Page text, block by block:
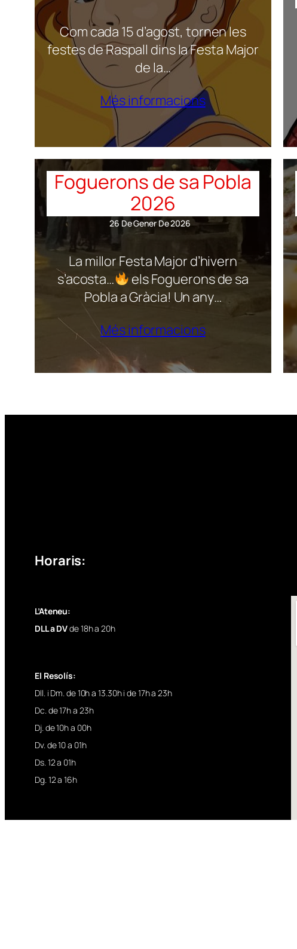
Com cada 15 d’agost, tornen les
festes de Raspall dins la Festa Major
de la…
Més informacions
Foguerons de sa Pobla
2026
26 De Gener De 2026
La millor Festa Major d’hivern
s’acosta…
els Foguerons de sa
Pobla a Gràcia! Un any…
Més informacions
Horaris:
L’Ateneu:
DLL a DVde 18h a 20h
El Resolís:
Dll. i Dm. de 10h a 13.30h i de 17h a 23h
Dc. de 17h a 23h
Dj. de 10h a 00h
Dv. de 10 a 01h
Ds. 12 a 01h
Dg. 12 a 16h